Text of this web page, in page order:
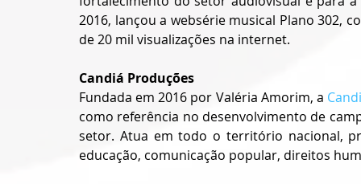
2016, lançou a websérie musical Plano 302,
de 20 mil visualizações na internet.
Candiá Produções
Fundada em 2016 por Valéria Amorim, a
como referência no desenvolvimento de
setor. Atua em todo o território nacional,
educação, comunicação popular, direitos